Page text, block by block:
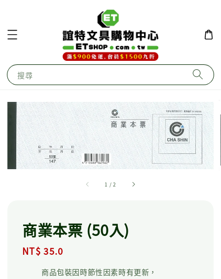
搜尋
1 /2
商業本票 (50入)
Regular
NT$ 35.0
商品包裝因時節性因素時有更新，